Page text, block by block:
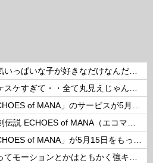
いっぱいな子が好きなだけなんだ…
【画像】広瀬すずさん、スケスケすぎて・・全て丸見えじゃん！ 他
【聖剣EoM】「聖剣伝説 ECHOES of MANA」のサービスが5月15日15：00をもって終了に
【聖剣EoM】スクエニ『聖剣伝説 ECHOES of MANA（エコマナ）』が2023年5月15日をもって運営サービス終了を発表
【聖剣EoM】「聖剣伝説 ECHOES of MANA」が5月15日をもってサービス終了に
【エコマナ】土アンジェラってモーションとかはともかく強キャラなの？